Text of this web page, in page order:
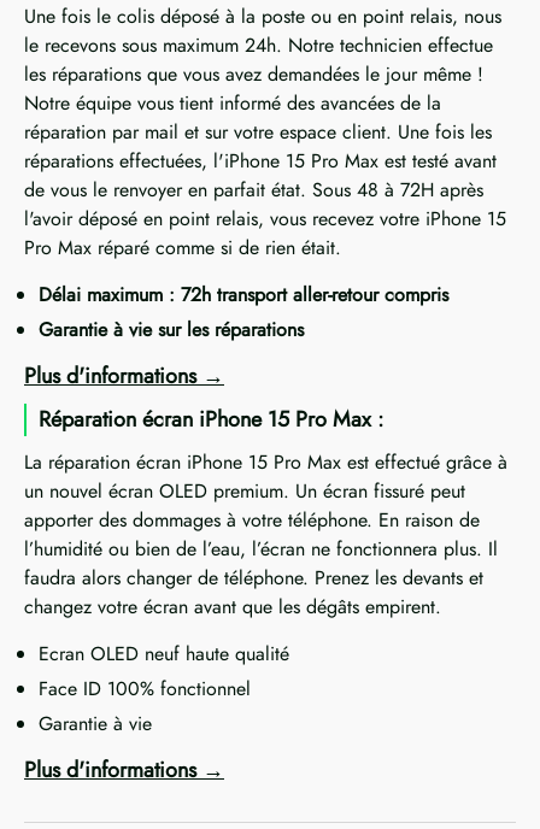
Une fois le colis déposé à la poste ou en point relais, nous
le recevons sous maximum 24h. Notre technicien effectue
les réparations que vous avez demandées le jour même !
Notre équipe vous tient informé des avancées de la
réparation par mail et sur votre espace client. Une fois les
réparations effectuées, l'iPhone 15 Pro Max est testé avant
de vous le renvoyer en parfait état. Sous 48 à 72H après
l'avoir déposé en point relais, vous recevez votre iPhone 15
Pro Max réparé comme si de rien était.
Délai maximum : 72h transport aller-retour compris
Garantie à vie sur les réparations
Plus d'informations
Réparation écran iPhone 15 Pro Max :
La réparation écran iPhone 15 Pro Max est effectué grâce à
un nouvel écran OLED premium. Un écran fissuré peut
apporter des dommages à votre téléphone. En raison de
l’humidité ou bien de l’eau, l’écran ne fonctionnera plus. Il
faudra alors changer de téléphone. Prenez les devants et
changez votre écran avant que les dégâts empirent.
Ecran OLED neuf haute qualité
Face ID 100% fonctionnel
Garantie à vie
Plus d'informations